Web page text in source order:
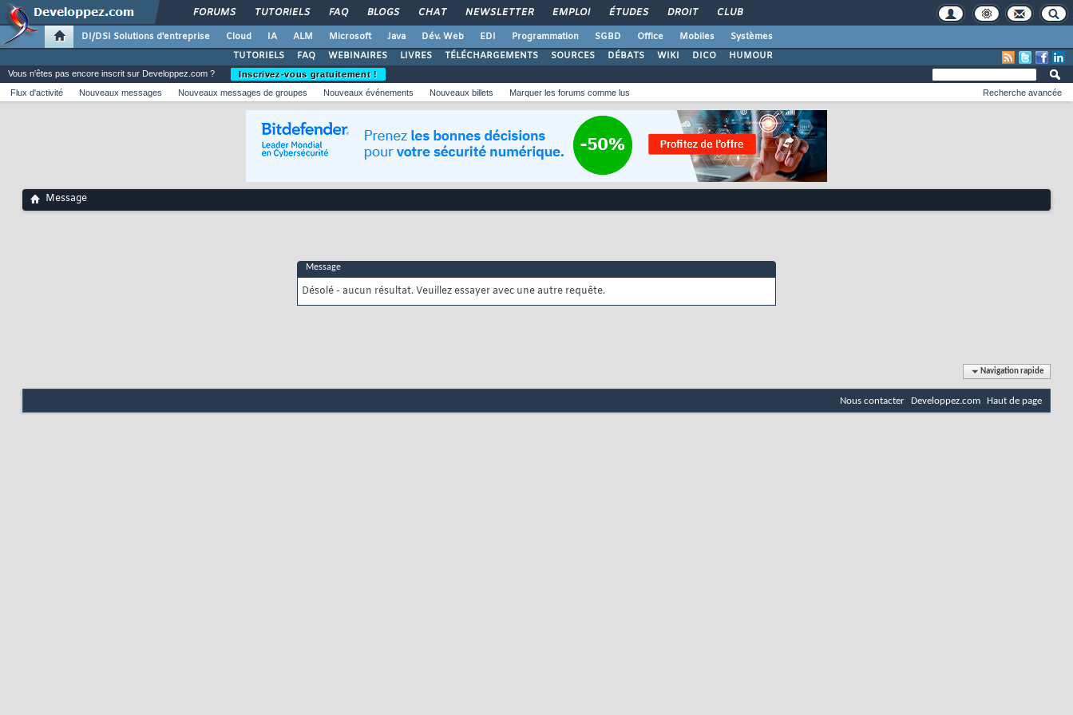
FORUMS TUTORIELS FAQ BLOGS CHAT NEWSLETTER EMPLOI ÉTUDES DROIT CLUB
DI/DSI Solutions d'entreprise Cloud IA ALM Microsoft Java Dév. Web EDI Programmation SGBD Office Mobiles
Systèmes
TUTORIELS
FAQ WEBINAIRES LIVRES TÉLÉCHARGEMENTS SOURCES DÉBATS WIKI DICO HUMOUR
Vous n'êtes pas encore inscrit sur Developpez.com ?
Inscrivez-vous gratuitement !
Flux d'activité
Nouveaux messages Nouveaux messages de groupes Nouveaux événements Nouveaux billets Marquer les forums comme lus Recherche avancée
Message
Message
Désolé - aucun résultat. Veuillez essayer avec une autre requête.
Navigation rapide
Nous contacter Developpez.com Haut de page